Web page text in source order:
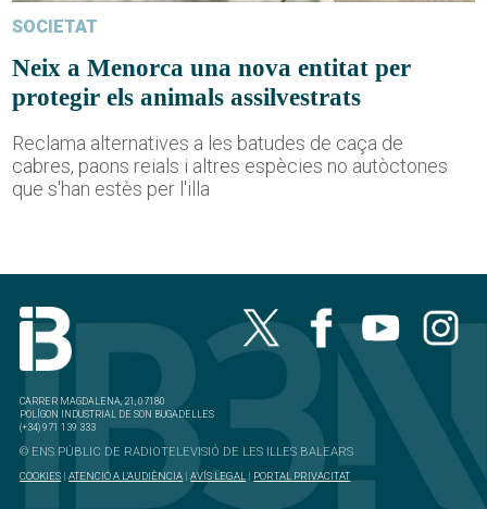
SOCIETAT
Neix a Menorca una nova entitat per
protegir els animals assilvestrats
Reclama alternatives a les batudes de caça de
cabres, paons reials i altres espècies no autòctones
que s'han estès per l'illa
CARRER MAGDALENA, 21, 07180
POLÍGON INDUSTRIAL DE SON BUGADELLES
(+34) 971 139 333
© ENS PÚBLIC DE RADIOTELEVISIÓ DE LES ILLES BALEARS
COOKIES |ATENCIÓ A L'AUDIÈNCIA |AVÍS LEGAL | PORTAL PRIVACITAT